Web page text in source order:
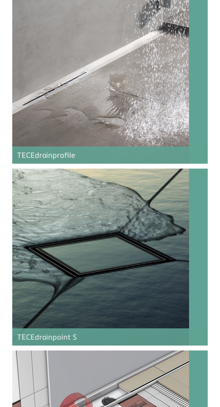
TECEdrainprofile
TECEdrainpoint S